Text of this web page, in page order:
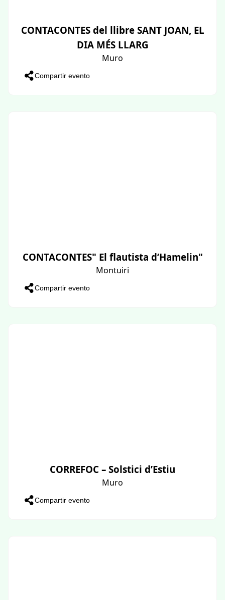
CONTACONTES del llibre SANT JOAN, EL
DIA MÉS LLARG
Muro
Compartir evento
CONTACONTES" El flautista d’Hamelin"
Montuiri
Compartir evento
CORREFOC – Solstici d’Estiu
Muro
Compartir evento